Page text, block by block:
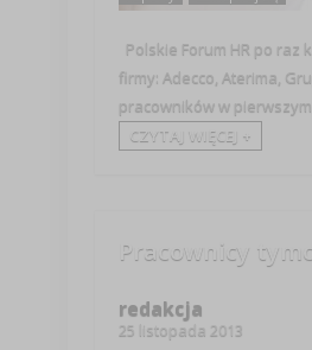
Polskie Forum HR po raz
firmy: Adecco, Aterima,
pracowników w
CZYTAJ WIĘCEJ +
Pracownicy
redakcja
25 listopada 2013